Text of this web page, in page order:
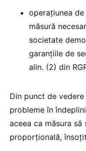
operațiunea
măsură
societate
garanțiile de
alin. (2) din
Din punct de
probleme în
aceea ca măsura
proporțională,